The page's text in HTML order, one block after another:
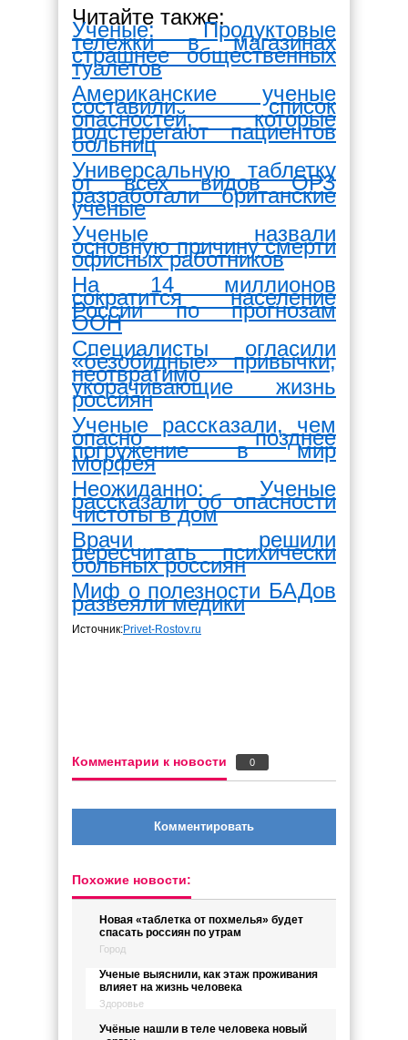
Читайте также:
Ученые: Продуктовые
тележки в магазинах
страшнее общественных
туалетов
Американские ученые
составили список
опасностей, которые
подстерегают пациентов
больниц
Универсальную таблетку
от всех видов ОРЗ
разработали британские
ученые
Ученые назвали
основную причину смерти
офисных работников
На 14 миллионов
сократится население
России по прогнозам
ООН
Специалисты огласили
«безобидные» привычки,
неотвратимо
укорачивающие жизнь
россиян
Ученые рассказали, чем
опасно позднее
погружение в мир
Морфея
Неожиданно: Ученые
рассказали об опасности
чистоты в дом
Врачи решили
пересчитать психически
больных россиян
Миф о полезности БАДов
развеяли медики
Источник:Privet-Rostov.ru
Комментарии к новости 0
Комментировать
Похожие новости:
Новая «таблетка от похмелья» будет
спасать россиян по утрам
Город
Ученые выяснили, как этаж проживания
влияет на жизнь человека
Здоровье
Учёные нашли в теле человека новый